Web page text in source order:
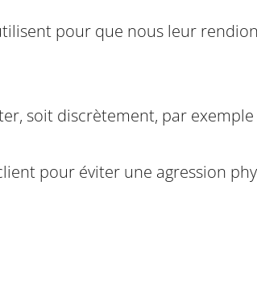
pour que nous leur
soit discrètement, par
pour éviter une agression